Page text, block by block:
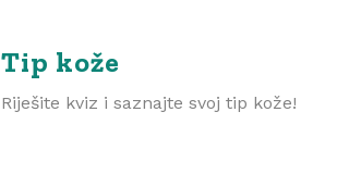
Tip kože
Riješite kviz i saznajte svoj tip kože!